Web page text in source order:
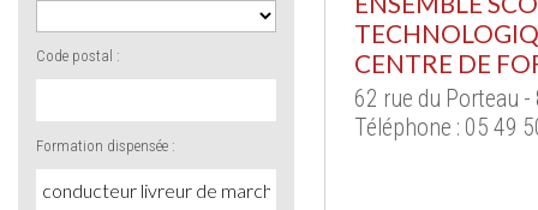
Code postal :
Formation dispensée :
CENTRE DE
62 rue du Porteau -
Téléphone : 05 49